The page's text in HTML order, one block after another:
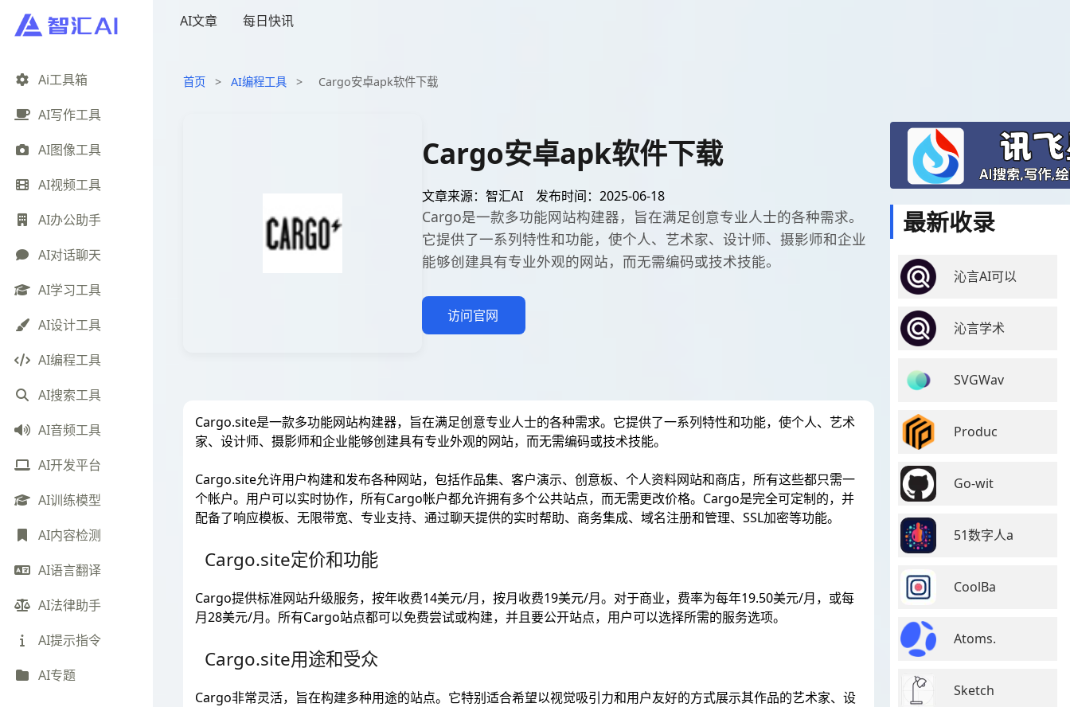
Ai工具箱
AI写作工具
AI图像工具
AI视频工具
AI办公助手
AI对话聊天
AI学习工具
AI设计工具
AI编程工具
AI搜索工具
AI音频工具
AI开发平台
AI训练模型
AI内容检测
AI语言翻译
AI法律助手
AI提示指令
AI专题
AI文章 每日快讯
首页 > AI编程工具 > Cargo安卓apk软件下载
Cargo安卓apk软件下载
文章来源：智汇AI 发布时间：2025-06-18
Cargo是一款多功能网站构建器，旨在满足创意专业人士的各种需求。
它提供了一系列特性和功能，使个人、艺术家、设计师、摄影师和企业
能够创建具有专业外观的网站，而无需编码或技术技能。
访问官网
Cargo.site是一款多功能网站构建器，旨在满足创意专业人士的各种需求。它提供了一系列特性和功能，使个人、艺术
家、设计师、摄影师和企业能够创建具有专业外观的网站，而无需编码或技术技能。
Cargo.site允许用户构建和发布各种网站，包括作品集、客户演示、创意板、个人资料网站和商店，所有这些都只需一
个帐户。用户可以实时协作，所有Cargo帐户都允许拥有多个公共站点，而无需更改价格。Cargo是完全可定制的，并
配备了响应模板、无限带宽、专业支持、通过聊天提供的实时帮助、商务集成、域名注册和管理、SSL加密等功能。
Cargo.site定价和功能
Cargo提供标准网站升级服务，按年收费14美元/月，按月收费19美元/月。对于商业，费率为每年19.50美元/月，或每
月28美元/月。所有Cargo站点都可以免费尝试或构建，并且要公开站点，用户可以选择所需的服务选项。
Cargo.site用途和受众
Cargo非常灵活，旨在构建多种用途的站点。它特别适合希望以视觉吸引力和用户友好的方式展示其作品的艺术家、设
最新收录
沁言AI可以
沁言学术
SVGWav
Produc
Go-wit
51数字人a
CoolBa
Atoms.
Sketch